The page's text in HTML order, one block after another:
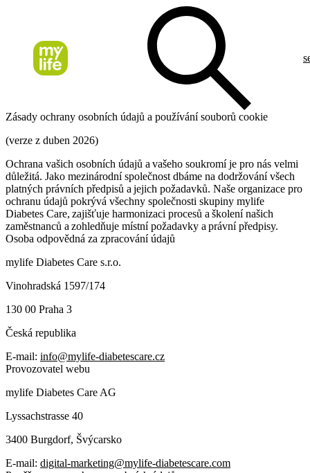
Zásady ochrany osobních údajů a používání souborů cookie
(verze z duben 2026)
Ochrana vašich osobních údajů a vašeho soukromí je pro nás velmi
důležitá. Jako mezinárodní společnost dbáme na dodržování všech
platných právních předpisů a jejich požadavků. Naše organizace pro
ochranu údajů pokrývá všechny společnosti skupiny mylife
Diabetes Care, zajišťuje harmonizaci procesů a školení našich
zaměstnanců a zohledňuje místní požadavky a právní předpisy.
Osoba odpovědná za zpracování údajů
mylife Diabetes Care s.r.o.
Vinohradská 1597/174
130 00 Praha 3
Česká republika
E-mail: info@mylife-diabetescare.cz
Provozovatel webu
mylife Diabetes Care AG
Lyssachstrasse 40
3400 Burgdorf, Švýcarsko
E-mail: digital-marketing@mylife-diabetescare.com